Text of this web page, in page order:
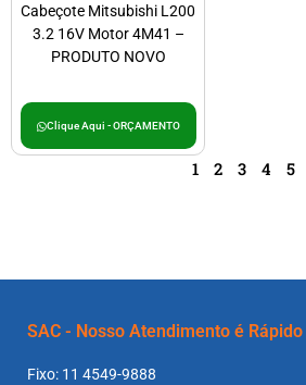
Cabeçote Mitsubishi L200
3.2 16V Motor 4M41 –
PRODUTO NOVO
Clique Aqui - ORÇAMENTO
1 2 3 4 5
SAC - Nosso Atendimento é Rápido
Fixo: 11 4549-9888